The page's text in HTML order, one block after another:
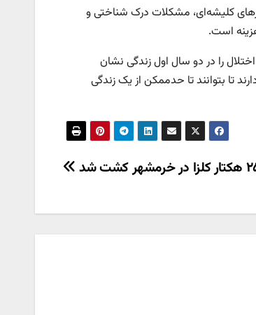
کلیشه‌ای، مشکلات درک شناختی و
است.
از این اختلال را در دو سال اول زندگی‌ نشان
تا بتوانند تا حدممکن از یک زندگی
کشت شد